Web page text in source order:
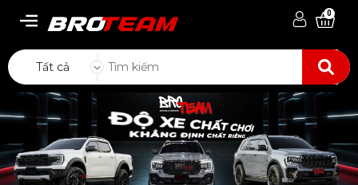
0
Tất cả